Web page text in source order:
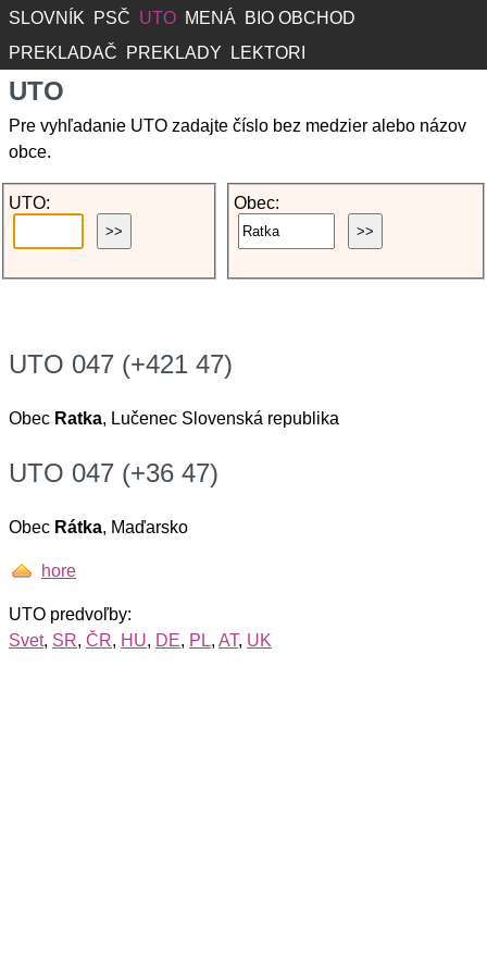
SLOVNÍK PSČ UTO MENÁ
BIO OBCHOD
PREKLADAČ
PREKLADY LEKTORI
UTO
Pre vyhľadanie UTO zadajte číslo bez medzier alebo názov
obce.
UTO: Obec:
UTO 047 (+421 47)
Obec Ratka, Lučenec Slovenská republika
UTO 047 (+36 47)
Obec Rátka, Maďarsko
hore
UTO predvoľby:
Svet, SR, ČR, HU, DE, PL, AT, UK